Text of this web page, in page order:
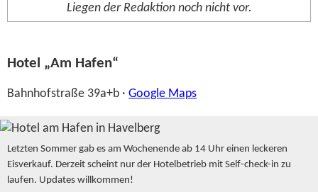
Liegen der Redaktion noch nicht vor.
Hotel „Am Hafen“
Bahnhofstraße 39a+b · Google Maps
Letzten Sommer gab es am Wochenende ab 14 Uhr einen leckeren
Eisverkauf. Derzeit scheint nur der Hotelbetrieb mit Self-check-in zu
laufen. Updates willkommen!